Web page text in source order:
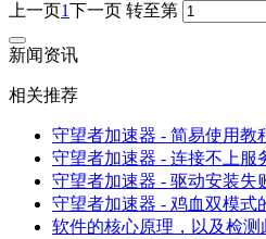
上一页1下一页 转至第
新闻资讯
相关推荐
守望者加速器 - 简易使用教
守望者加速器 - 连接不上服
守望者加速器 - 驱动安装失
守望者加速器 - 鸡血双模式
软件的核心原理，以及检测